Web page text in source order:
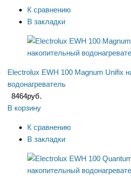
К сравнению
В закладки
Electrolux EWH 100 Magnum Unifix
водонагреватель
8464руб.
В корзину
К сравнению
В закладки